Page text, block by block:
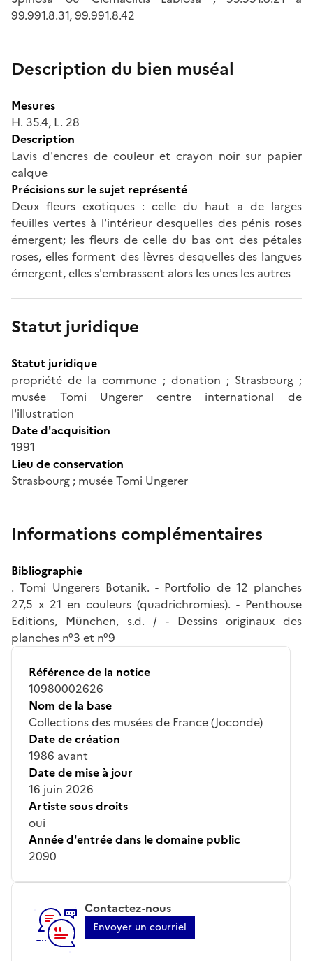
99.991.8.31, 99.991.8.42
Description du bien muséal
Mesures
H. 35.4, L. 28
Description
Lavis d'encres de couleur et crayon noir sur papier
calque
Précisions sur le sujet représenté
Deux fleurs exotiques : celle du haut a de larges
feuilles vertes à l'intérieur desquelles des pénis roses
émergent; les fleurs de celle du bas ont des pétales
roses, elles forment des lèvres desquelles des langues
émergent, elles s'embrassent alors les unes les autres
Statut juridique
Statut juridique
propriété de la commune ; donation ; Strasbourg ;
musée Tomi Ungerer centre international de
l'illustration
Date d'acquisition
1991
Lieu de conservation
Strasbourg ; musée Tomi Ungerer
Informations complémentaires
Bibliographie
. Tomi Ungerers Botanik. - Portfolio de 12 planches
27,5 x 21 en couleurs (quadrichromies). - Penthouse
Editions, München, s.d. / - Dessins originaux des
planches n°3 et n°9
Référence de la notice
10980002626
Nom de la base
Collections des musées de France (Joconde)
Date de création
1986 avant
Date de mise à jour
16 juin 2026
Artiste sous droits
oui
Année d'entrée dans le domaine public
2090
Contactez-nous
Envoyer un courriel